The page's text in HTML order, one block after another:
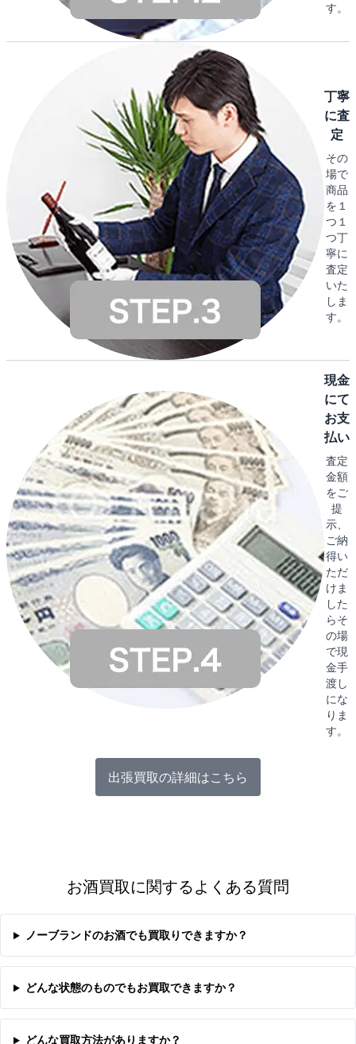
す。
丁寧
に査
定
その
場で
商品
を１
つ１
つ丁
寧に
査定
いた
しま
す。
現金
にて
お支
払い
査定
金額
をご
提
示、
ご納
得い
ただ
けま
した
らそ
の場
で現
金手
渡し
にな
りま
す。
出張買取の詳細はこちら
お酒買取に関するよくある質問
ノーブランドのお酒でも買取りできますか？
どんな状態のものでもお買取できますか？
どんな買取方法がありますか？